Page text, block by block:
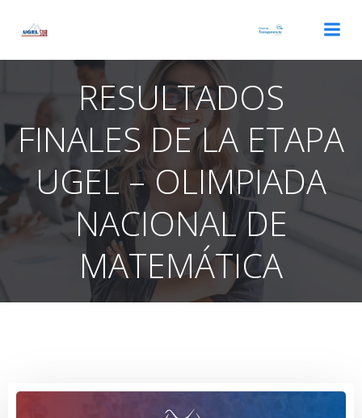
RESULTADOS
FINALES DE LA ETAPA
UGEL – OLIMPIADA
NACIONAL DE
MATEMÁTICA